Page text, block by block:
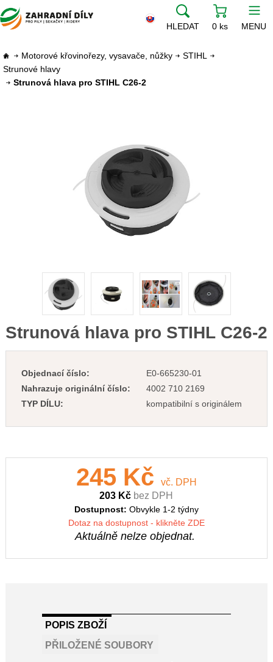
HLEDAT 0 ks MENU
Motorové křovinořezy, vysavače, nůžky
STIHL
Strunové hlavy
Strunová hlava pro STIHL C26-2
Strunová hlava pro STIHL C26-2
Objednací číslo:
E0-665230-01
Nahrazuje originální číslo:
4002 710 2169
TYP DÍLU:
kompatibilní s originálem
245 Kč
vč. DPH
203 Kč bez DPH
Dostupnost: Obvykle 1-2 týdny
Dotaz na dostupnost - klikněte ZDE
Aktuálně nelze objednat.
POPIS ZBOŽÍ
PŘILOŽENÉ SOUBORY